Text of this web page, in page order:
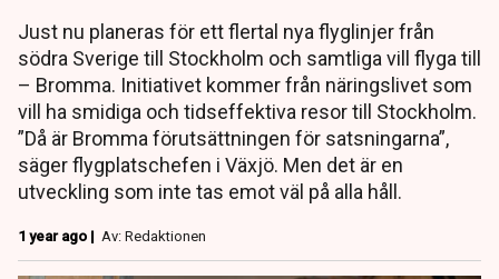
Just nu planeras för ett flertal nya flyglinjer från
södra Sverige till Stockholm och samtliga vill flyga till
– Bromma. Initiativet kommer från näringslivet som
vill ha smidiga och tidseffektiva resor till Stockholm.
”Då är Bromma förutsättningen för satsningarna”,
säger flygplatschefen i Växjö. Men det är en
utveckling som inte tas emot väl på alla håll.
1 year ago | Av: Redaktionen